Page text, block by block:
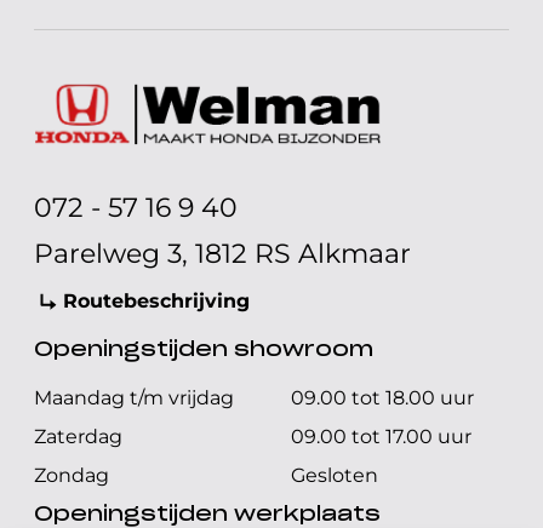
072 - 57 16 9 40
Parelweg 3, 1812 RS Alkmaar
Routebeschrijving
Openingstijden showroom
Maandag t/m vrijdag
09.00 tot 18.00 uur
Zaterdag
09.00 tot 17.00 uur
Zondag
Gesloten
Openingstijden werkplaats